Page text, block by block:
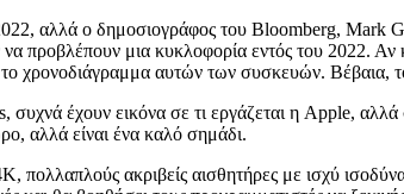
2022, αλλά ο δημοσιογράφος του Bloomberg,
μια κυκλοφορία εντός του 2022. Αν
χρονοδιάγραμμα αυτών των συσκευών. Βέβαια,
έχουν εικόνα σε τι εργάζεται η Apple,
αλλά είναι ένα καλό σημάδι.
πολλαπλούς ακριβείς αισθητήρες με ισχύ